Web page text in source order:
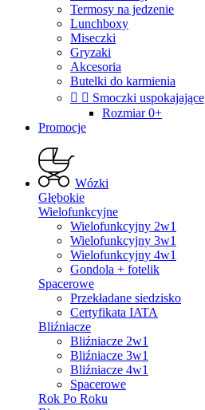
Termosy na jedzenie
Lunchboxy
Miseczki
Gryzaki
Akcesoria
Butelki do karmienia
  Smoczki uspokajające
Rozmiar 0+
Promocje
Wózki
Głębokie
Wielofunkcyjne
Wielofunkcyjny 2w1
Wielofunkcyjny 3w1
Wielofunkcyjny 4w1
Gondola + fotelik
Spacerowe
Przekładane siedzisko
Certyfikata IATA
Bliźniacze
Bliźniacze 2w1
Bliźniacze 3w1
Bliźniacze 4w1
Spacerowe
Rok Po Roku